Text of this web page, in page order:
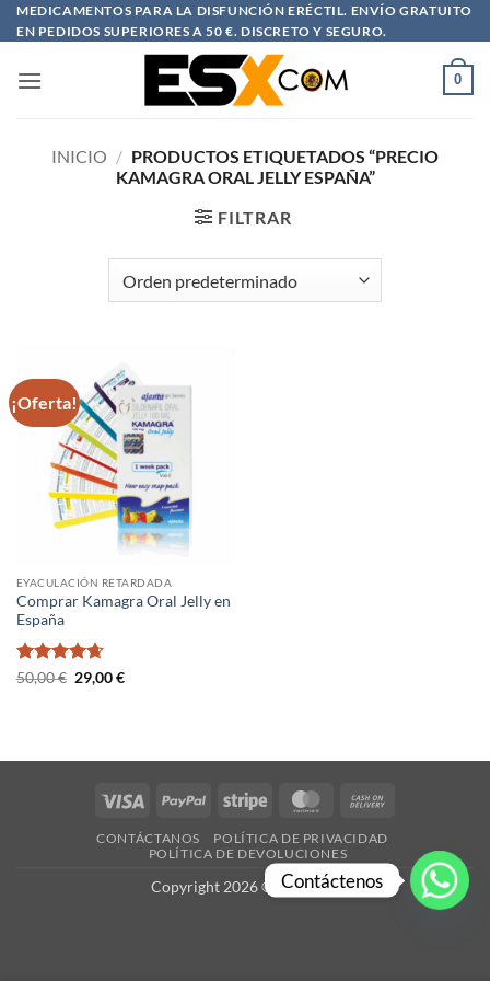
Saltar
al
MEDICAMENTOS PARA LA DISFUNCIÓN ERÉCTIL. ENVÍO GRATUITO
EN PEDIDOS SUPERIORES A 50 €. DISCRETO Y SEGURO.
0
INICIO / PRODUCTOS ETIQUETADOS “PRECIO
KAMAGRA ORAL JELLY ESPAÑA”
FILTRAR
¡Oferta!
EYACULACIÓN RETARDADA
Comprar Kamagra Oral Jelly en
España
Valorado
50,00€ El
precio
29,00€El
Visa PayPal Stripe MasterCard
Delivery
CONTÁCTANOS
POLÍTICA DE PRIVACIDAD
POLÍTICA DE DEVOLUCIONES
Copyright 2026 © es-X.com
Contáctenos